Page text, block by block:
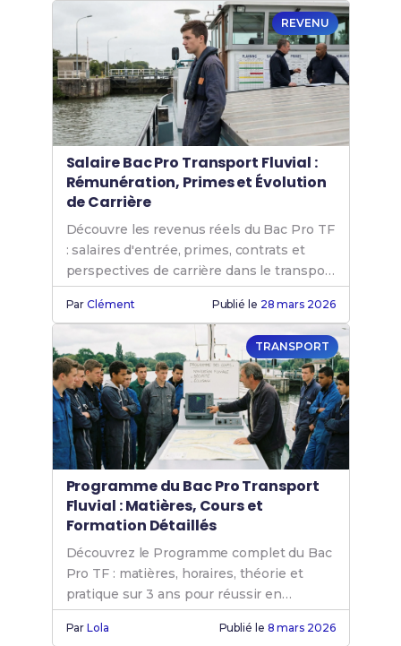
REVENU
Salaire Bac Pro Transport Fluvial :
Rémunération, Primes et Évolution
de Carrière
Découvre les revenus réels du Bac Pro TF
: salaires d'entrée, primes, contrats et
perspectives de carrière dans le transport
fluvial.
ParClément Publié le 28 mars 2026
TRANSPORT
Programme du Bac Pro Transport
Fluvial : Matières, Cours et
Formation Détaillés
Découvrez le Programme complet du Bac
Pro TF : matières, horaires, théorie et
pratique sur 3 ans pour réussir en
transport fluvial.
ParLola Publié le 8 mars 2026